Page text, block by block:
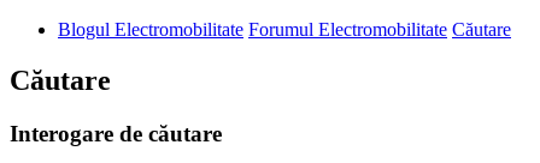
Blogul Electromobilitate Forumul Electromobilitate Căutare
Căutare
Interogare de căutare